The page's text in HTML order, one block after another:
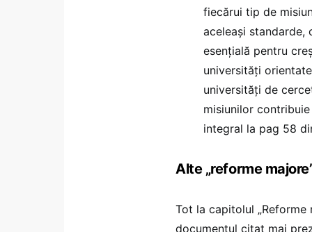
fiecărui tip de
aceleași
esențială pentru
universități
universități de
misiunilor
integral la pag 58
Alte „reforme
Tot la capitolul
documentul citat mai